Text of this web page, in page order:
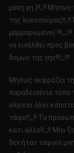
μέση γη )!!;;!! Μήπως
της λυκοσούρας!!;;!!
μαρμαρωμένο(
να εισέλθει προς
δομών της γης!!!;;;!!!
Μήπως εκφράζει
παραδεισένιο τόπο
όλα και όλοι
τάφο!!;;;!! Τα
κάτι άλλο!!;;;!! Μην
δεν ήταν ταφικό